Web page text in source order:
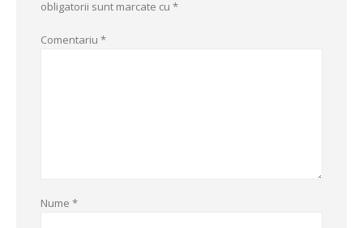
obligatorii sunt marcate cu *
Comentariu *
Nume *